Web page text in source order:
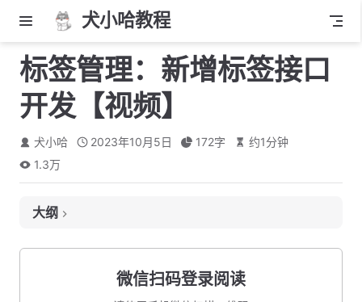
犬小哈教程
标签管理：新增标签接口
开发【视频】
犬小哈 2023年10月5日 172字 约1分钟
1.3万
大纲
标签表建表语句
微信扫码登录阅读